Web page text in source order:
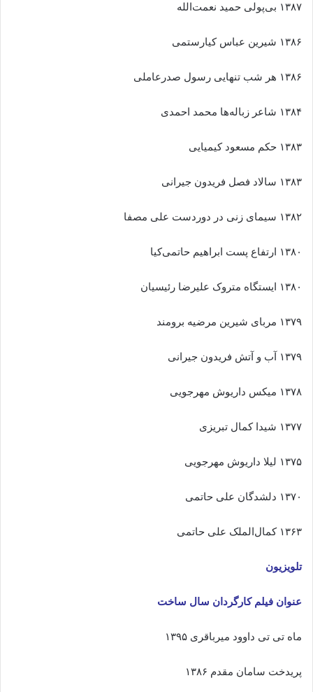
۱۳۸۷ بی‌پولی حمید نعمت‌الله
۱۳۸۶ شیرین عباس کیارستمی
۱۳۸۶ هر شب تنهایی رسول صدرعاملی
۱۳۸۴ شاعر زباله‌ها محمد احمدی
۱۳۸۳ حکم مسعود کیمیایی
۱۳۸۳ سالاد فصل فریدون جیرانی
۱۳۸۲ سیمای زنی در دوردست علی مصفا
۱۳۸۰ ارتفاع پست ابراهیم حاتمی‌کیا
۱۳۸۰ ایستگاه متروک علیرضا رئیسیان
۱۳۷۹ مربای شیرین مرضیه برومند
۱۳۷۹ آب و آتش فریدون جیرانی
۱۳۷۸ میکس داریوش مهرجویی
۱۳۷۷ شیدا کمال تبریزی
۱۳۷۵ لیلا داریوش مهرجویی
۱۳۷۰ دلشدگان علی حاتمی
۱۳۶۳ کمال‌الملک علی حاتمی
تلویزیون
عنوان فیلم کارگردان سال ساخت
ماه تی تی داوود میرباقری ۱۳۹۵
پریدخت سامان مقدم ۱۳۸۶